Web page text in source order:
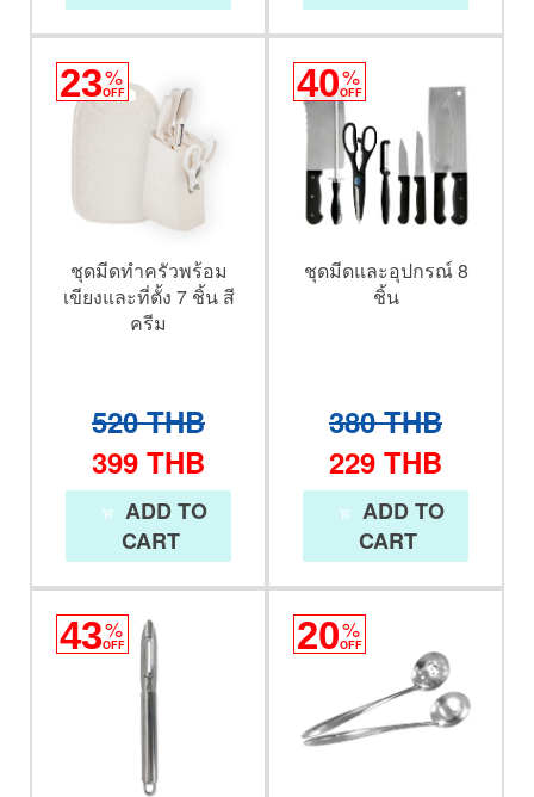
23%
OFF
ชุดมีดทำครัวพร้อม
เขียงและที่ตั้ง 7 ชิ้น สี
ครีม
520 THB
399 THB
ADD TO
CART
40%
OFF
ชุดมีดและอุปกรณ์ 8
ชิ้น
380 THB
229 THB
ADD TO
CART
43%
OFF 20%
OFF